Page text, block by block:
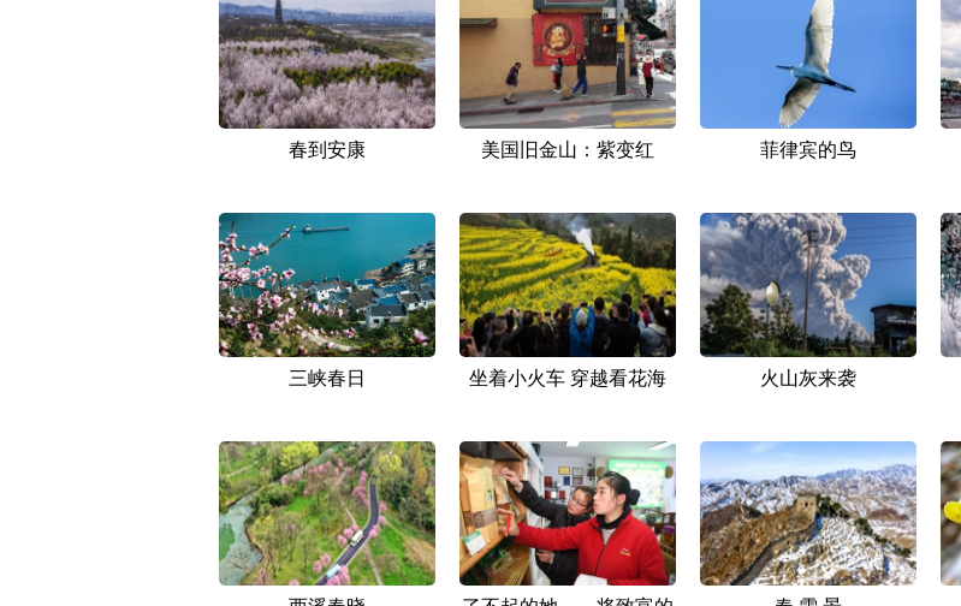
春到安康 美国旧金山：紫变红 菲律宾的鸟
三峡春日 坐着小火车 穿越看花海 火山灰来袭